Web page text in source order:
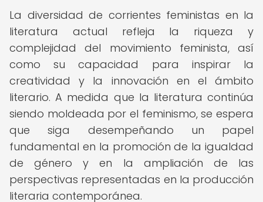
La diversidad de corrientes feministas en la
literatura actual refleja la riqueza y
complejidad del movimiento feminista, así
como su capacidad para inspirar la
creatividad y la innovación en el ámbito
literario. A medida que la literatura continúa
siendo moldeada por el feminismo, se espera
que siga desempeñando un papel
fundamental en la promoción de la igualdad
de género y en la ampliación de las
perspectivas representadas en la producción
literaria contemporánea.